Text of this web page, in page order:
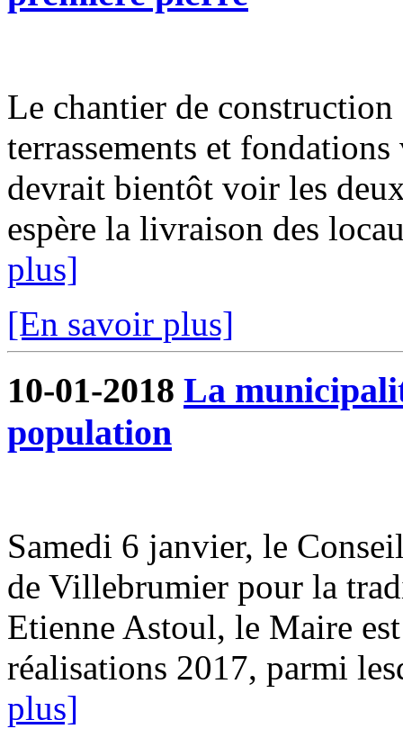
Le chantier de
terrassements et
devrait bientôt voir les
espère la livraison des
plus]
[En savoir plus]
10-01-2018 La
population
Samedi 6 janvier, le
de Villebrumier pour la
Etienne Astoul, le Maire
réalisations 2017, parmi
plus]